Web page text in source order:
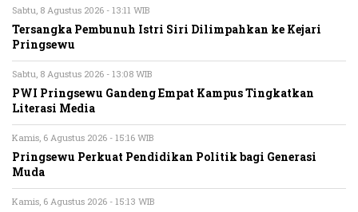
Sabtu, 8 Agustus 2026 - 13:11 WIB
Tersangka Pembunuh Istri Siri Dilimpahkan ke Kejari
Pringsewu
Sabtu, 8 Agustus 2026 - 13:08 WIB
PWI Pringsewu Gandeng Empat Kampus Tingkatkan
Literasi Media
Kamis, 6 Agustus 2026 - 15:16 WIB
Pringsewu Perkuat Pendidikan Politik bagi Generasi
Muda
Kamis, 6 Agustus 2026 - 15:13 WIB